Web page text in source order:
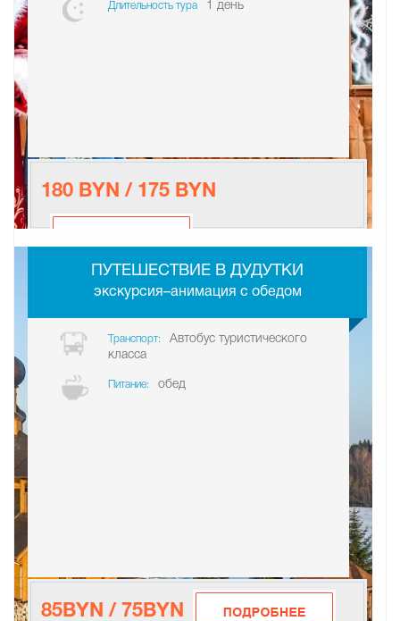
Длительность тура 1 день
180 BYN / 175 BYN
ПУТЕШЕСТВИЕ В ДУДУТКИ
экскурсия–анимация с обедом
Транспорт:
Автобус туристического
класса
Питание: обед
85BYN / 75BYN
-